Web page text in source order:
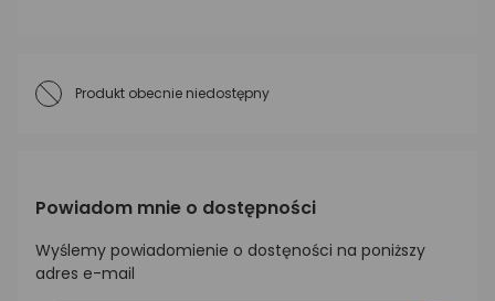
Produkt obecnie niedostępny
Powiadom mnie o dostępności
Wyślemy powiadomienie o dostęności na poniższy
adres e-mail